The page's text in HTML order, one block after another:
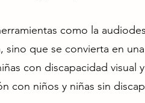
como la
sino que se convierta en
con discapacidad visual
con niños y niñas sin